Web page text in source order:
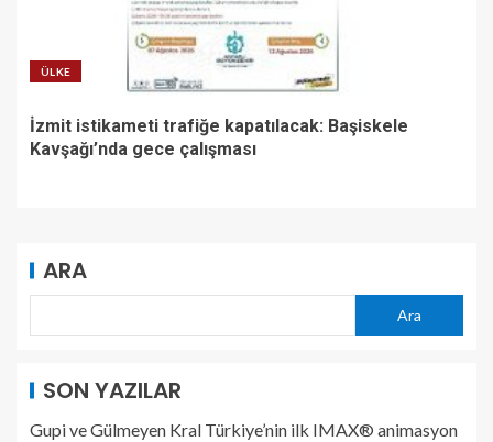
ÜLKE
İzmit istikameti trafiğe kapatılacak: Başiskele
Kavşağı’nda gece çalışması
ARA
Ara
SON YAZILAR
Gupi ve Gülmeyen Kral Türkiye’nin ilk IMAX® animasyon